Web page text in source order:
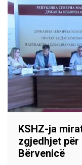
KSHZ-ja
zgjedhjet për
Bërvenicë